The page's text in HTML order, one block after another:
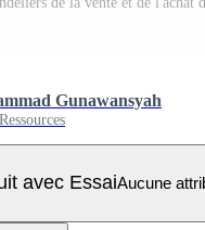
Gunawansyah
avec EssaiAucune